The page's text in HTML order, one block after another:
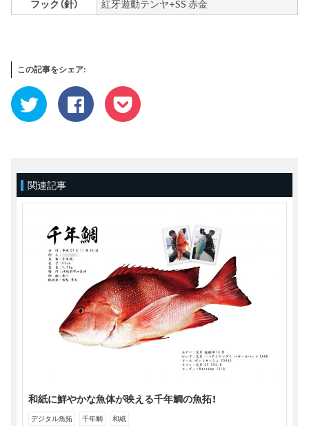
フック（針） 紅牙遊動テンヤ+SS 赤金
この記事をシェア:
ク
リ
ッ
ク
有
(新
し
い
ウ
ウ
す)
Facebook
で
共
有
リ
し
て
さ
い
(新
し
ン
ド
ウ
で
開
き
ま
す)
ク
リ
ッ
ク
ェ
し
い
開
き
ま
す)
関連記事
和紙に鮮やかな魚体が映える千年鯛の魚拓！
デジタル魚拓 千年鯛 和紙